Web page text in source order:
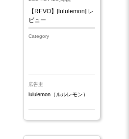
【REVO】[lululemon] レ
ビュー
Category
広告主
lululemon（ルルレモン）